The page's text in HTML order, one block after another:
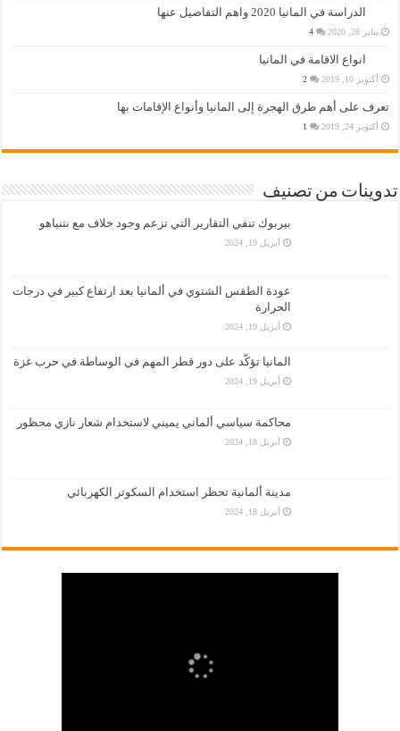
الدراسة في المانيا 2020 واهم التفاصيل عنها
يناير 28, 2020 4
انواع الاقامة في المانيا
أكتوبر 10, 2019 2
تعرف على أهم طرق الهجرة إلى المانيا وأنواع الإقامات بها
أكتوبر 24, 2019 1
تدوينات من تصنيف
بيربوك تنفي التقارير التي تزعم وجود خلاف مع نتنياهو
أبريل 19, 2024
عودة الطقس الشتوي في ألمانيا بعد ارتفاع كبير في درجات
الحرارة
أبريل 19, 2024
المانيا تؤكّد على دور قطر المهم في الوساطة في حرب غزة
أبريل 19, 2024
محاكمة سياسي ألماني يميني لاستخدام شعار نازي محظور
أبريل 18, 2024
مدينة ألمانية تحظر استخدام السكوتر الكهربائي
أبريل 18, 2024